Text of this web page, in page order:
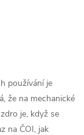
používání je
že na mechanické
je, když se
na ČOI, jak